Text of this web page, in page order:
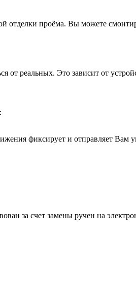
проёма. Вы можете
реальных. Это зависит от
фиксирует и отправляет Вам
за счет замены ручен на